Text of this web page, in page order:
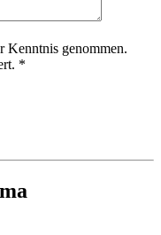
Kenntnis genommen.
*